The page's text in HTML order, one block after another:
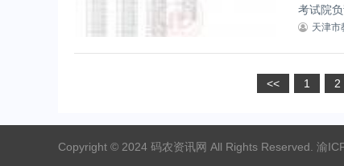
考试院
天津市
<< 1 2
Copyright © 2024 码农资讯网 All Rights Reserved. 渝